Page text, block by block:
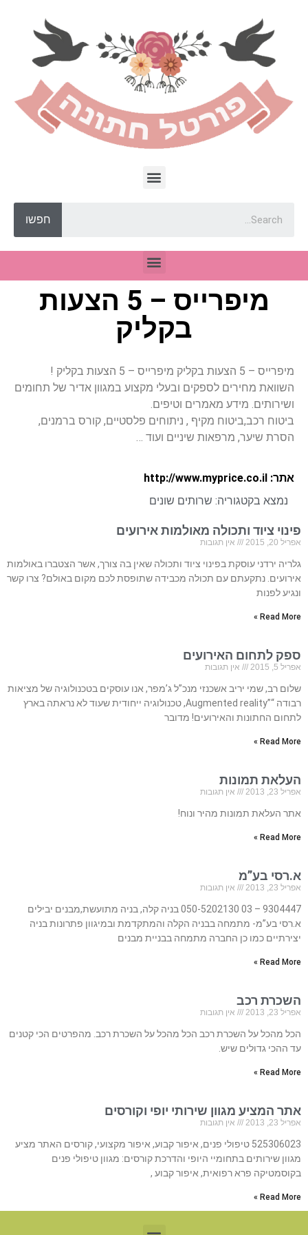
חפשו
מיפרייס – 5 הצעות
בקליק
מיפרייס – 5 הצעות בקליק מיפרייס – 5 הצעות בקליק !
השוואת מחירים לספקים ובעלי מקצוע במגוון אדיר של תחומים
ושירותים. מידע מאמרים וטיפים.
ביטוח רכב,ביטוח מקיף , ניתוחים פלסטיים, קורס ברמנים,
הסרת שיער, מרפאות שיניים ועוד …
אתר: http://www.myprice.co.il
נמצא בקטגוריה: שרותים שונים
פינוי ציוד ותכולה מאולמות אירועים
אפריל 20, 2015 אין תגובות
גלריה ירדני עוסקת בפינוי ציוד ותכולה שאין בה צורך, אשר הצטברו באולמות
אירועים. נתקעתם עם תכולה מכבידה שתופסת לכם מקום באולם? צרו קשר
ונגיע לפנות
Read More »
ספק לתחום האירועים
אפריל 5, 2015 אין תגובות
שלום רב, שמי יריב אשכנזי מנכ”ל ג’מפר, אנו עוסקים בטכנולוגיה של מציאות
רבודה “”Augmented reality, טכנולוגיה ייחודית שעוד לא נראתה בארץ
לתחום החתונות והאירועים! מדובר
Read More »
העלאת תמונות
אפריל 23, 2013 אין תגובות
אתר העלאת תמונות מהיר ונוח!
Read More »
א.רסי בע”מ
אפריל 23, 2013 אין תגובות
9304447 – 03 050-5202130 בניה קלה, בניה מתועשת,מבנים יבילים
א.רסי בע”מ- מתמחה בבניה הקלה והמתקדמת ובמיגוון פתרונות בניה
יצירתיים כמו כן החברה מתמחה בבניית מבנים
Read More »
השכרת רכב
אפריל 23, 2013 אין תגובות
הכל מהכל על השכרת רכב הכל מהכל על השכרת רכב. מהפרטים הכי קטנים
עד ההכי גדולים שיש.
Read More »
אתר המציע מגוון שירותי יופי וקורסים
אפריל 23, 2013 אין תגובות
525306023 טיפולי פנים, איפור קבוע, איפור מקצועי, קורסים האתר מציע
מגוון שירותים בתחומיי היופי והדרכת קורסים: מגוון טיפולי פנים
בקוסמטיקה פרא רפואית, איפור קבוע ,
Read More »